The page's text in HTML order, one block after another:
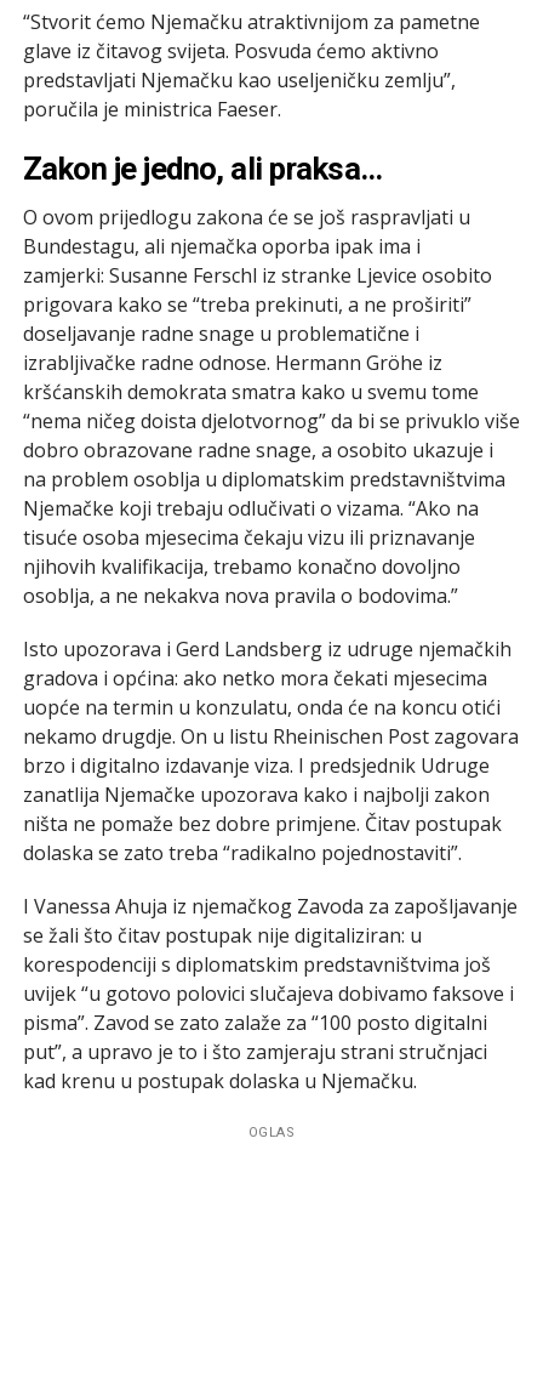
“Stvorit ćemo Njemačku atraktivnijom za pametne
glave iz čitavog svijeta. Posvuda ćemo aktivno
predstavljati Njemačku kao useljeničku zemlju”,
poručila je ministrica Faeser.
Zakon je jedno, ali praksa…
O ovom prijedlogu zakona će se još raspravljati u
Bundestagu, ali njemačka oporba ipak ima i
zamjerki: Susanne Ferschl iz stranke Ljevice osobito
prigovara kako se “treba prekinuti, a ne proširiti”
doseljavanje radne snage u problematične i
izrabljivačke radne odnose. Hermann Gröhe iz
kršćanskih demokrata smatra kako u svemu tome
“nema ničeg doista djelotvornog” da bi se privuklo više
dobro obrazovane radne snage, a osobito ukazuje i
na problem osoblja u diplomatskim predstavništvima
Njemačke koji trebaju odlučivati o vizama. “Ako na
tisuće osoba mjesecima čekaju vizu ili priznavanje
njihovih kvalifikacija, trebamo konačno dovoljno
osoblja, a ne nekakva nova pravila o bodovima.”
Isto upozorava i Gerd Landsberg iz udruge njemačkih
gradova i općina: ako netko mora čekati mjesecima
uopće na termin u konzulatu, onda će na koncu otići
nekamo drugdje. On u listu Rheinischen Post zagovara
brzo i digitalno izdavanje viza. I predsjednik Udruge
zanatlija Njemačke upozorava kako i najbolji zakon
ništa ne pomaže bez dobre primjene. Čitav postupak
dolaska se zato treba “radikalno pojednostaviti”.
I Vanessa Ahuja iz njemačkog Zavoda za zapošljavanje
se žali što čitav postupak nije digitaliziran: u
korespodenciji s diplomatskim predstavništvima još
uvijek “u gotovo polovici slučajeva dobivamo faksove i
pisma”. Zavod se zato zalaže za “100 posto digitalni
put”, a upravo je to i što zamjeraju strani stručnjaci
kad krenu u postupak dolaska u Njemačku.
OGLAS